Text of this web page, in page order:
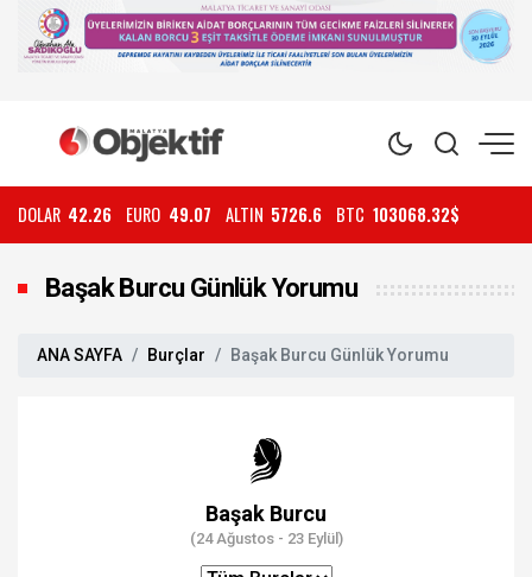
DOLAR 42.26 EURO 49.07 ALTIN 5726.6 BTC 103068.32$
Başak Burcu Günlük Yorumu
ANA SAYFA Burçlar Başak Burcu Günlük Yorumu
Başak Burcu
(24 Ağustos - 23 Eylül)